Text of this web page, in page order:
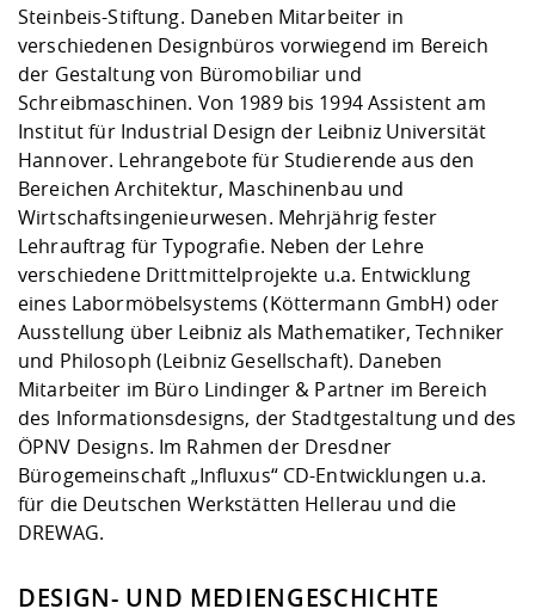
Vorbereitung
Checkliste zum
Studien- und
und Physik
Digitales Lernen
Fremdsprachen
Jobs, Praktika,
Studieren in
Studentenwerk
Angebote der
Arbeit
Career Service
Weiterbilden im
Formulare und
Internationale
Formulare und
FIS -
Prototyping und
Gründung und
Kooperationen
Kontakt &
Klimaschutz &
Förderverein
Gremien und
Informatik/
Landbau/
Maschinenbau
Angebote für Unternehmen
Kontakt und Anfahrt
Qualitätssicherung
Steinbeis-Stiftung. Daneben Mitarbeiter in
verschiedenen Designbüros vorwiegend im Bereich
der Gestaltung von Büromobiliar und
Schreibmaschinen. Von 1989 bis 1994 Assistent am
Institut für Industrial Design der Leibniz Universität
Hannover. Lehrangebote für Studierende aus den
Bereichen Architektur, Maschinenbau und
Wirtschaftsingenieurwesen. Mehrjährig fester
Lehrauftrag für Typografie. Neben der Lehre
verschiedene Drittmittelprojekte u.a. Entwicklung
eines Labormöbelsystems (Köttermann GmbH) oder
Ausstellung über Leibniz als Mathematiker, Techniker
und Philosoph (Leibniz Gesellschaft). Daneben
Mitarbeiter im Büro Lindinger & Partner im Bereich
des Informationsdesigns, der Stadtgestaltung und des
ÖPNV Designs. Im Rahmen der Dresdner
Bürogemeinschaft „Influxus“ CD-Entwicklungen u.a.
für die Deutschen Werkstätten Hellerau und die
DREWAG.
DESIGN- UND MEDIENGESCHICHTE